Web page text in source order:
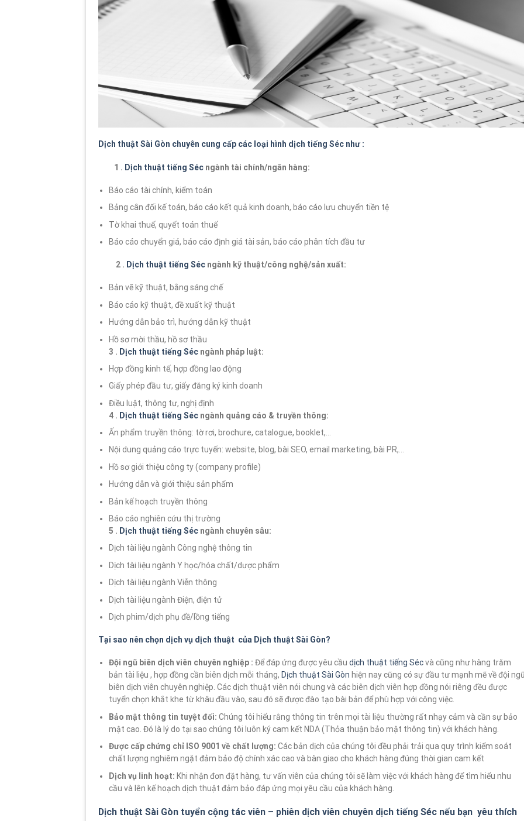
Dịch thuật Sài Gòn chuyên cung cấp các loại hình dịch tiếng Séc như :
1 . Dịch thuật tiếng Séc ngành tài chính/ngân hàng:
Báo cáo tài chính, kiểm toán
Bảng cân đối kế toán, báo cáo kết quả kinh doanh, báo cáo lưu chuyển tiền tệ
Tờ khai thuế, quyết toán thuế
Báo cáo chuyển giá, báo cáo định giá tài sản, báo cáo phân tích đầu tư
2 . Dịch thuật tiếng Séc ngành kỹ thuật/công nghệ/sản xuất:
Bản vẽ kỹ thuật, bằng sáng chế
Báo cáo kỹ thuật, đề xuất kỹ thuật
Hướng dẫn bảo trì, hướng dẫn kỹ thuật
Hồ sơ mời thầu, hồ sơ thầu
3 . Dịch thuật tiếng Séc ngành pháp luật:
Hợp đồng kinh tế, hợp đồng lao động
Giấy phép đầu tư, giấy đăng ký kinh doanh
Điều luật, thông tư, nghị định
4 . Dịch thuật tiếng Séc ngành quảng cáo & truyền thông:
Ấn phẩm truyền thông: tờ rơi, brochure, catalogue, booklet,…
Nội dung quảng cáo trực tuyến: website, blog, bài SEO, email marketing, bài PR,…
Hồ sơ giới thiệu công ty (company profile)
Hướng dẫn và giới thiệu sản phẩm
Bản kế hoạch truyền thông
Báo cáo nghiên cứu thị trường
5 . Dịch thuật tiếng Séc ngành chuyên sâu:
Dịch tài liệu ngành Công nghệ thông tin
Dịch tài liệu ngành Y học/hóa chất/dược phẩm
Dịch tài liệu ngành Viễn thông
Dịch tài liệu ngành Điện, điện tử
Dịch phim/dịch phụ đề/lồng tiếng
Tại sao nên chọn dịch vụ dịch thuật của Dịch thuật Sài Gòn?
Đội ngũ biên dịch viên chuyên nghiệp :Để đáp ứng được yêu cầudịch thuật tiếng Sécvà cũng như hàng trăm
bản tài liệu , hợp đồng cần biên dịch mỗi tháng, Dịch thuật Sài Gòn hiện nay cũng có sự đầu tư mạnh mẽ về đội
biên dịch viên chuyên nghiệp. Các dịch thuật viên nói chung và các biên dịch viên hợp đồng nói riêng đều được
tuyển chọn khắt khe từ khâu đầu vào, sau đó sẽ được đào tạo bài bản để phù hợp với công việc.
Bảo mật thông tin tuyệt đối: Chúng tôi hiểu rằng thông tin trên mọi tài liệu thường rất nhạy cảm và cần sự bảo
mật cao. Đó là lý do tại sao chúng tôi luôn ký cam kết NDA (Thỏa thuận bảo mật thông tin) với khách hàng.
Được cấp chứng chỉ ISO 9001 về chất lượng: Các bản dịch của chúng tôi đều phải trải qua quy trình kiểm soát
chất lượng nghiêm ngặt đảm bảo độ chính xác cao và bàn giao cho khách hàng đúng thời gian cam kết
Dịch vụ linh hoạt: Khi nhận đơn đặt hàng, tư vấn viên của chúng tôi sẽ làm việc với khách hàng để tìm hiểu nhu
cầu và lên kế hoạch dịch thuật đảm bảo đáp ứng mọi yêu cầu của khách hàng.
Dịch thuật Sài Gòn tuyển cộng tác viên – phiên dịch viên chuyên dịch tiếng Séc nếu bạn yêu thích